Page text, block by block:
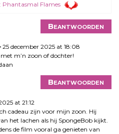
Phantasmal Flames
Beantwoorden
25 december 2025 at 18:08
m’n zoon of dochter!
Beantwoorden
at 21:12
cadeau zijn voor mijn zoon. Hij
het lachen als hij SpongeBob kijkt.
de film vooral ga genieten van